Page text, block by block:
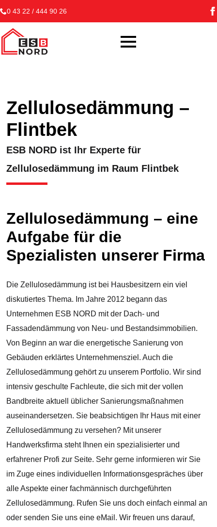
0 43 22 / 444 90 26
Zellulosedämmung –
Flintbek
ESB NORD ist Ihr Experte für
Zellulosedämmung im Raum Flintbek
Zellulosedämmung – eine
Aufgabe für die
Spezialisten unserer Firma
Die Zellulosedämmung ist bei Hausbesitzern ein viel
diskutiertes Thema. Im Jahre 2012 begann das
Unternehmen ESB NORD mit der Dach- und
Fassadendämmung von Neu- und Bestandsimmobilien.
Von Beginn an war die energetische Sanierung von
Gebäuden erklärtes Unternehmensziel. Auch die
Zellulosedämmung gehört zu unserem Portfolio. Wir sind
intensiv geschulte Fachleute, die sich mit der vollen
Bandbreite aktuell üblicher Sanierungsmaßnahmen
auseinandersetzen. Sie beabsichtigen Ihr Haus mit einer
Zellulosedämmung zu versehen? Mit unserer
Handwerksfirma steht Ihnen ein spezialisierter und
erfahrener Profi zur Seite. Sehr gerne informieren wir Sie
im Zuge eines individuellen Informationsgespräches über
alle Aspekte einer fachmännisch durchgeführten
Zellulosedämmung. Rufen Sie uns doch einfach einmal an
oder senden Sie uns eine eMail. Wir freuen uns darauf,